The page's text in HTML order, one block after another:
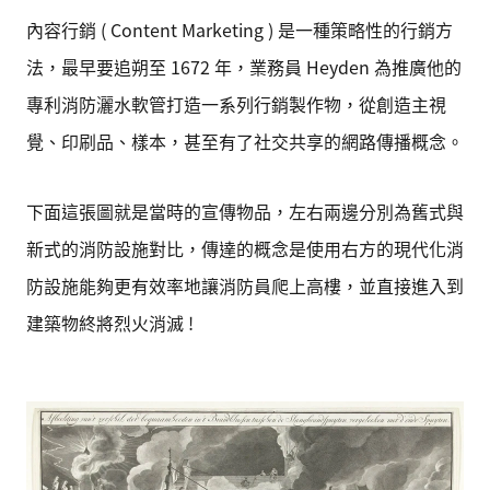
內容行銷 ( Content Marketing ) 是一種策略性的行銷方
法，最早要追朔至 1672 年，業務員 Heyden 為推廣他的
專利消防灑水軟管打造一系列行銷製作物，從創造主視
覺、印刷品、樣本，甚至有了社交共享的網路傳播概念。
下面這張圖就是當時的宣傳物品，左右兩邊分別為舊式與
新式的消防設施對比，傳達的概念是使用右方的現代化消
防設施能夠更有效率地讓消防員爬上高樓，並直接進入到
建築物終將烈火消滅 !